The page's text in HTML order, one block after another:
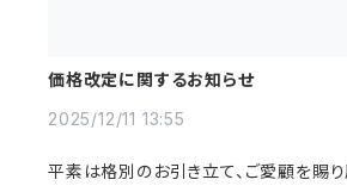
価格改定に関するお知らせ
2025/12/11 13:55
平素は格別のお引き立て、ご愛顧を賜